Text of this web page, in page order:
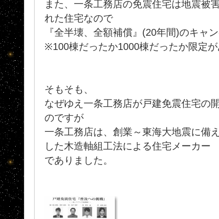
また、一条工務店の免震住宅は地震被
れた住宅なので
『全半壊、全額補償』(20年間)のキャ
※100棟だったか1000棟だったか限定
そもそも、
なぜゆえ一条工務店が戸建免震住宅の
のですが
一条工務店は、創業～東海大地震に備
した木造軸組工法による住宅メーカー
でありました。